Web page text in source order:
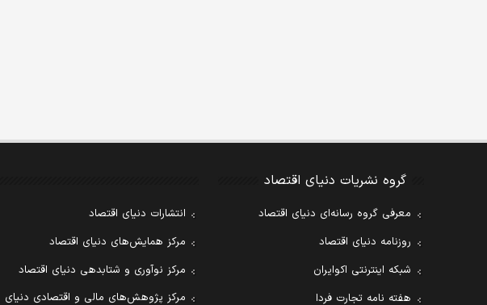
گروه نشریات دنیای اقتصاد
معرفی گروه رسانه‌ای دنیای اقتصاد
روزنامه دنیای اقتصاد
شبکه اینترنتی اکوایران
هفته نامه تجارت فردا
انتشارات دنیای اقتصاد
مرکز همایش‌های دنیای اقتصاد
مرکز نوآوری و شتابدهی دنیای اقتصاد
مرکز پژوهش‌های مالی و اقتصادی دنیای